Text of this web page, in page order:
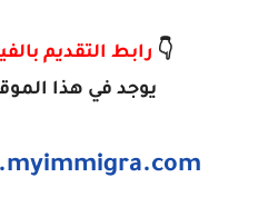
👇 رابط التقديم
يوجد في هذا